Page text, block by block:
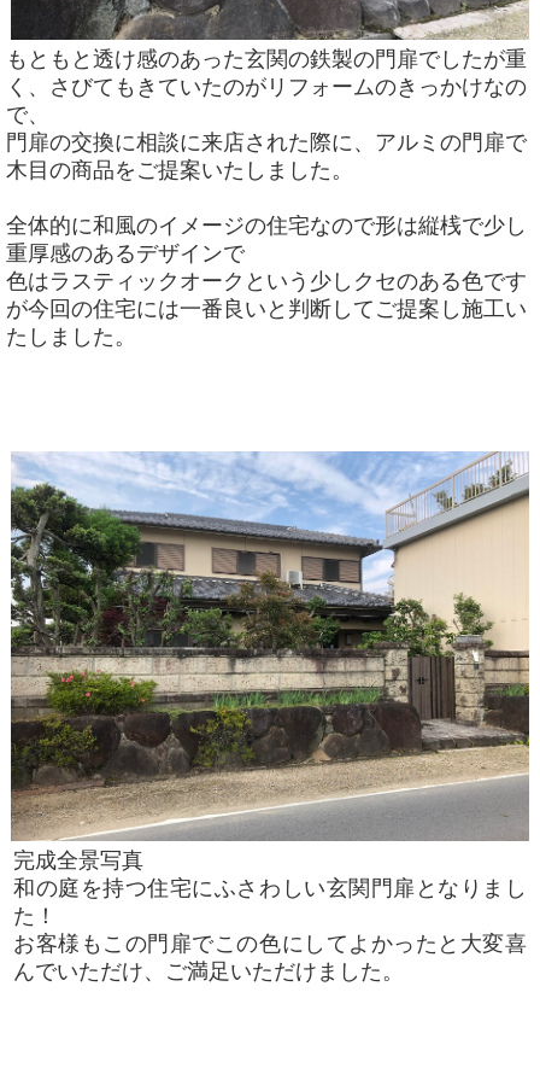
もともと透け感のあった玄関の鉄製の門扉でしたが重
く、さびてもきていたのがリフォームのきっかけなの
で、
門扉の交換に相談に来店された際に、アルミの門扉で
木目の商品をご提案いたしました。
全体的に和風のイメージの住宅なので形は縦桟で少し
重厚感のあるデザインで
色はラスティックオークという少しクセのある色です
が今回の住宅には一番良いと判断してご提案し施工い
たしました。
完成全景写真
和の庭を持つ住宅にふさわしい玄関門扉となりまし
た！
お客様もこの門扉でこの色にしてよかったと大変喜
んでいただけ、ご満足いただけました。